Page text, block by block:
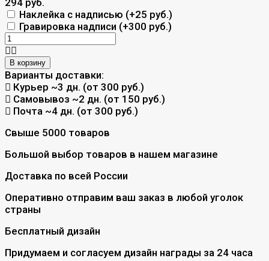
Наклейка с надписью (+25 руб.)
Гравировка надписи (+300 руб.)
В корзину
Варианты доставки:
Курьер ~3 дн. (от 300 руб.)
Самовывоз ~2 дн. (от 150 руб.)
Почта ~4 дн. (от 300 руб.)
Свыше 5000 товаров
Большой выбор товаров в нашем магазине
Доставка по всей России
Оперативно отправим ваш заказ в любой уголок
страны
Бесплатный дизайн
Придумаем и согласуем дизайн награды за 24 часа